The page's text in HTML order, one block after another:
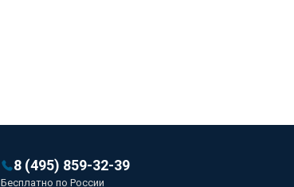
8 (495) 859-32-39
Бесплатно по России